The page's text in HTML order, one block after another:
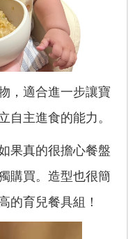
，適合進一步讓寶
自主進食的能力。
果真的很擔心餐盤
購買。造型也很簡
的育兒餐具組！